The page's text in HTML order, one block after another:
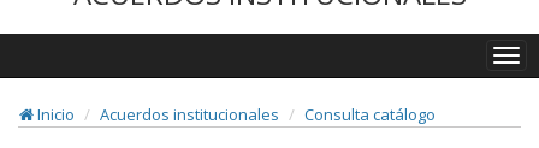
Inicio
Acuerdos institucionales Consulta catálogo